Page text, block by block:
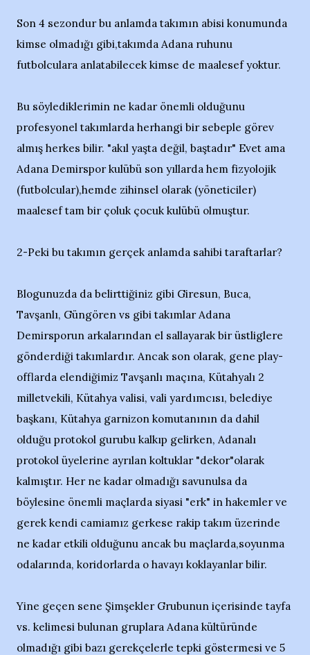
Son 4 sezondur bu anlamda takımın abisi konumunda
kimse olmadığı gibi,takımda Adana ruhunu
futbolculara anlatabilecek kimse de maalesef yoktur.
Bu söylediklerimin ne kadar önemli olduğunu
profesyonel takımlarda herhangi bir sebeple görev
almış herkes bilir. "akıl yaşta değil, baştadır" Evet ama
Adana Demirspor kulübü son yıllarda hem fizyolojik
(futbolcular),hemde zihinsel olarak (yöneticiler)
maalesef tam bir çoluk çocuk kulübü olmuştur.
2-Peki bu takımın gerçek anlamda sahibi taraftarlar?
Blogunuzda da belirttiğiniz gibi Giresun, Buca,
Tavşanlı, Güngören vs gibi takımlar Adana
Demirsporun arkalarından el sallayarak bir üstliglere
gönderdiği takımlardır. Ancak son olarak, gene play-
offlarda elendiğimiz Tavşanlı maçına, Kütahyalı 2
milletvekili, Kütahya valisi, vali yardımcısı, belediye
başkanı, Kütahya garnizon komutanının da dahil
olduğu protokol gurubu kalkıp gelirken, Adanalı
protokol üyelerine ayrılan koltuklar "dekor"olarak
kalmıştır. Her ne kadar olmadığı savunulsa da
böylesine önemli maçlarda siyasi "erk" in hakemler ve
gerek kendi camiamız gerkese rakip takım üzerinde
ne kadar etkili olduğunu ancak bu maçlarda,soyunma
odalarında, koridorlarda o havayı koklayanlar bilir.
Yine geçen sene Şimşekler Grubunun içerisinde tayfa
vs. kelimesi bulunan gruplara Adana kültüründe
olmadığı gibi bazı gerekçelerle tepki göstermesi ve 5